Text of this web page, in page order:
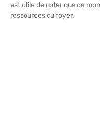
est utile de noter que ce
ressources du foyer.